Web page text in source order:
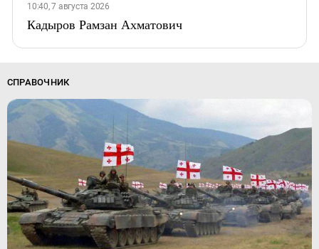
10:40, 7 августа 2026
Кадыров Рамзан Ахматович
СПРАВОЧНИК